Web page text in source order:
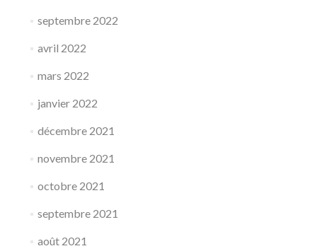
septembre 2022
avril 2022
mars 2022
janvier 2022
décembre 2021
novembre 2021
octobre 2021
septembre 2021
août 2021